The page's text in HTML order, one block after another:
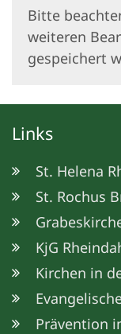
Bitte
weiteren
gespeichert
Links
St. Helena
St. Rochus
KjG
Kirchen in
Prävention